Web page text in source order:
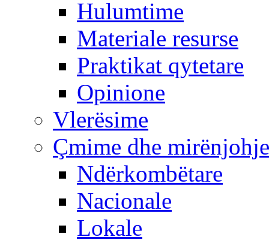
Hulumtime
Materiale resurse
Praktikat qytetare
Opinione
Vlerësime
Çmime dhe mirënjohje
Ndërkombëtare
Nacionale
Lokale